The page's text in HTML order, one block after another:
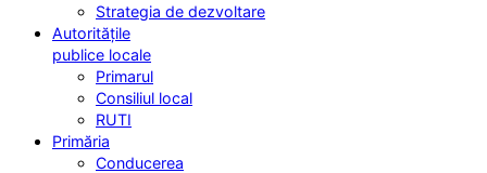
Strategia de dezvoltare
Autoritățile
publice locale
Primarul
Consiliul local
RUTI
Primăria
Conducerea